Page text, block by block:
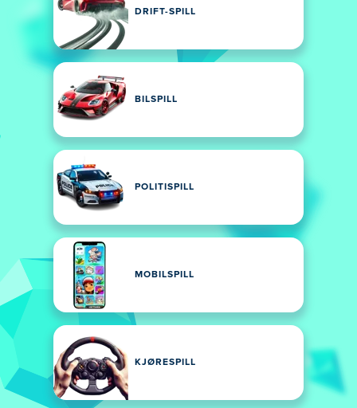
DRIFT-SPILL
BILSPILL
POLITISPILL
MOBILSPILL
KJØRESPILL